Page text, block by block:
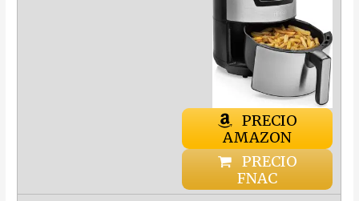
PRECIO
AMAZON
PRECIO
FNAC